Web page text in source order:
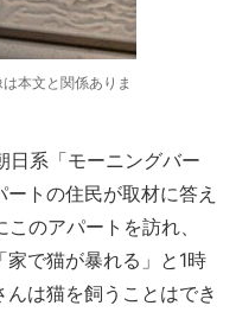
本文と関係ありま
系「モーニングバー
トの住民が取材に答え
のアパートを訪れ、
で猫が暴れる」と1時
は猫を飼うことはでき